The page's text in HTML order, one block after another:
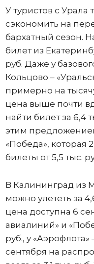
У туристов с Урала
сэкономить на
бархатный сезон.
билет из
руб. Даже у
Кольцово –
примерно на
цена выше почти
найти билет за 6,4
этим
«Победа», которая
билеты от 5,5 тыс.
В Калининград из
можно улететь за
цена доступна 6
авиалиний» и
руб., у «Аэрофлота»
сентября на